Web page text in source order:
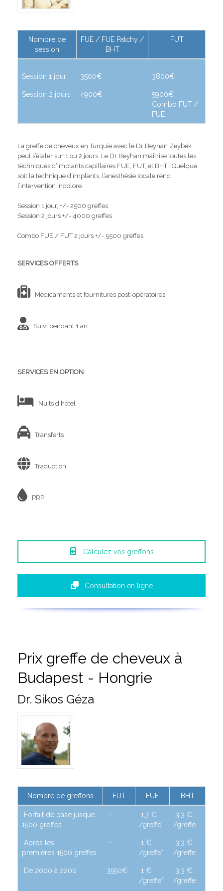
Nombre de
session
FUE / FUE Patchy /
BHT
FUT
Session 1 jour 3500€ 3800€
Session 2 jours 4900€
5900€
Combo FUT /
FUE
La greffe de cheveux en Turquie avec le Dr Beyhan Zeybek
peut s’étaler sur 1 ou 2 jours. Le Dr Beyhan maîtrise toutes les
techniques d’implants capillaires FUE, FUT, et BHT . Quelque
soit la technique d’implants, l’anesthésie locale rend
l’intervention indolore.
Session 1 jour, +/- 2500 greffes
Session 2 jours +/- 4000 greffes
Combo FUE / FUT 2 jours +/- 5500 greffes
SERVICES OFFERTS
Médicaments et fournitures post-opératoires
Suivi pendant 1 an
SERVICES EN OPTION
Nuits d’hôtel
Transferts
Traduction
PRP
Calculez vos greffons
Consultation en ligne
Prix greffe de cheveux à
Budapest - Hongrie
Dr. Sikos Géza
Nombre de greffons FUT FUE BHT
Forfait de base jusque
1500 greffes
–
1,7 €
/greffe
3,3 €
/greffe
Après les
premières 1500 greffes
–
1 €
/greffe*
3,3 €
/greffe
De 2000 à 2200 3550€
1 €
/greffe*
3,3 €
/greffe